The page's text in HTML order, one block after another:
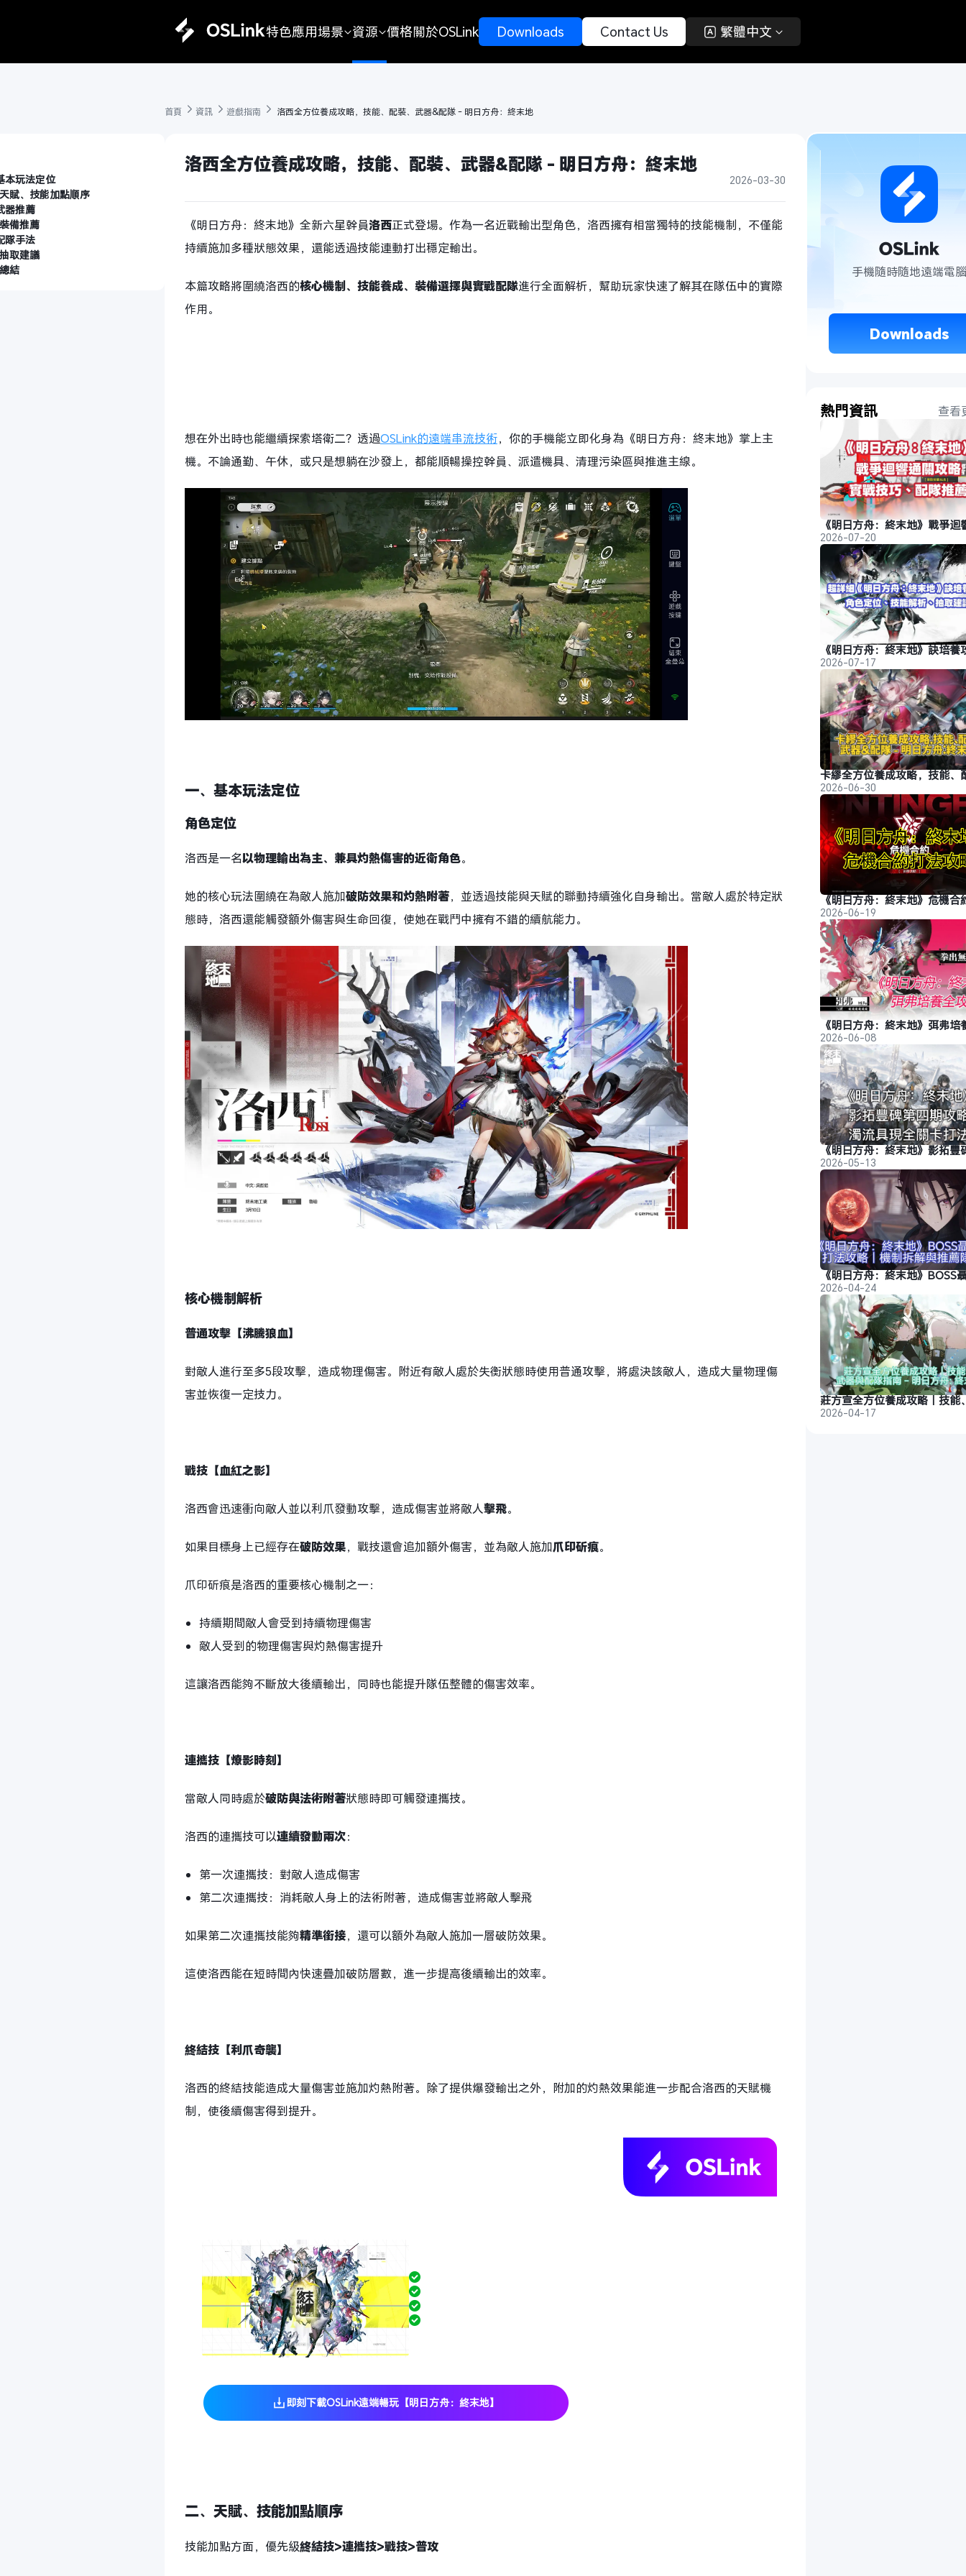
特色應用場景 資源 價格關於OSLink Downloads Contact Us 繁體中文
本玩法定位
賦、技能加點順序
器推薦
備推薦
隊手法
取建議
結
首頁 資訊 遊戲指南 洛西全方位養成攻略，技能、配裝、武器&配隊 - 明日方舟：終末地
洛西全方位養成攻略，技能、配裝、武器&配隊 - 明日方舟：終末地
2026-03-30
《明日方舟：終末地》全新六星幹員洛西正式登場。作為一名近戰輸出型角色，洛西擁有相當獨特的技能機制，不僅能
持續施加多種狀態效果，還能透過技能連動打出穩定輸出。
本篇攻略將圍繞洛西的核心機制、技能養成、裝備選擇與實戰配隊進行全面解析，幫助玩家快速了解其在隊伍中的實際
作用。
想在外出時也能繼續探索塔衛二？透過OSLink的遠端串流技術，你的手機能立即化身為《明日方舟：終末地》掌上主
機。不論通勤、午休，或只是想躺在沙發上，都能順暢操控幹員、派遣機具、清理污染區與推進主線。
一、基本玩法定位
角色定位
洛西是一名以物理輸出為主、兼具灼熱傷害的近衛角色。
她的核心玩法圍繞在為敵人施加破防效果和灼熱附著，並透過技能與天賦的聯動持續強化自身輸出。當敵人處於特定狀
態時，洛西還能觸發額外傷害與生命回復，使她在戰鬥中擁有不錯的續航能力。
核心機制解析
普通攻擊【沸騰狼血】
對敵人進行至多5段攻擊，造成物理傷害。附近有敵人處於失衡狀態時使用普通攻擊，將處決該敵人，造成大量物理傷
害並恢復一定技力。
戰技【血紅之影】
洛西會迅速衝向敵人並以利爪發動攻擊，造成傷害並將敵人擊飛。
如果目標身上已經存在破防效果，戰技還會追加額外傷害，並為敵人施加爪印斫痕。
爪印斫痕是洛西的重要核心機制之一：
持續期間敵人會受到持續物理傷害
敵人受到的物理傷害與灼熱傷害提升
這讓洛西能夠不斷放大後續輸出，同時也能提升隊伍整體的傷害效率。
連攜技【燎影時刻】
當敵人同時處於破防與法術附著狀態時即可觸發連攜技。
洛西的連攜技可以連續發動兩次：
第一次連攜技：對敵人造成傷害
第二次連攜技：消耗敵人身上的法術附著，造成傷害並將敵人擊飛
如果第二次連攜技能夠精準銜接，還可以額外為敵人施加一層破防效果。
這使洛西能在短時間內快速疊加破防層數，進一步提高後續輸出的效率。
終結技【利爪奇襲】
洛西的終結技能造成大量傷害並施加灼熱附著。除了提供爆發輸出之外，附加的灼熱效果能進一步配合洛西的天賦機
制，使後續傷害得到提升。
即刻下載OSLink遠端暢玩【明日方舟：終末地】
二、天賦、技能加點順序
技能加點方面，優先級終結技>連攜技>戰技>普攻
手機隨時隨地遠端電腦
Downloads
熱門資訊 查看
2026-07-20
2026-07-17
2026-06-30
2026-06-19
2026-06-08
2026-05-13
2026-04-24
2026-04-17